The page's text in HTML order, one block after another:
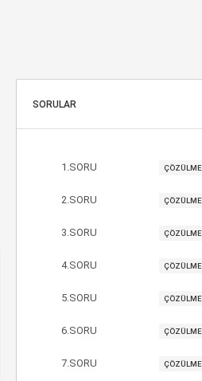
SORULAR
1.SORU
2.SORU
3.SORU
4.SORU
5.SORU
6.SORU
7.SORU